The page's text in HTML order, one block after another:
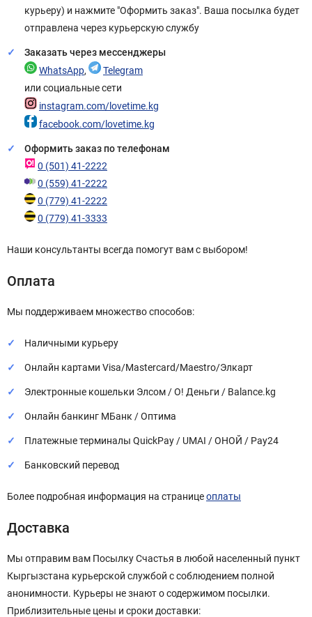
курьеру) и нажмите "Оформить заказ". Ваша посылка будет
отправлена через курьерскую службу
Заказать через мессенджеры
WhatsApp,
Telegram
или социальные сети
instagram.com/lovetime.kg
facebook.com/lovetime.kg
Оформить заказ по телефонам
0 (501) 41-2222
0 (559) 41-2222
0 (779) 41-2222
0 (779) 41-3333
Наши консультанты всегда помогут вам с выбором!
Оплата
Мы поддерживаем множество способов:
Наличными курьеру
Онлайн картами Visa/Mastercard/Maestro/Элкарт
Электронные кошельки Элсом / О! Деньги / Balance.kg
Онлайн банкинг МБанк / Оптима
Платежные терминалы QuickPay / UMAI / ОНОЙ / Pay24
Банковский перевод
Более подробная информация на страницеоплаты
Доставка
Мы отправим вам Посылку Счастья в любой населенный пункт
Кыргызстана курьерской службой с соблюдением полной
анонимности. Курьеры не знают о содержимом посылки.
Приблизительные цены и сроки доставки: